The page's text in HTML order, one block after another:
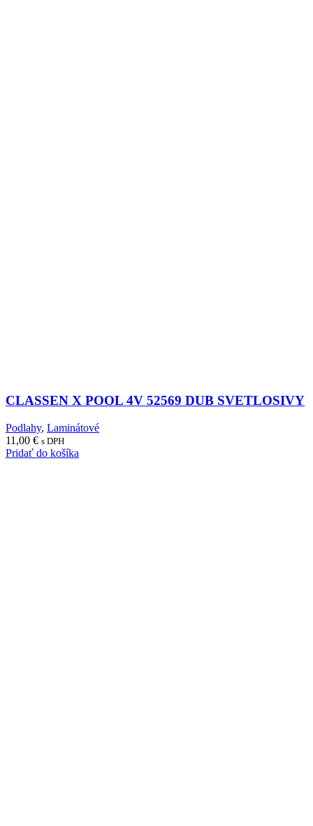
CLASSEN X POOL 4V 52569 DUB SVETLOSIVY
Podlahy, Laminátové
11,00 € s DPH
Pridať do košíka